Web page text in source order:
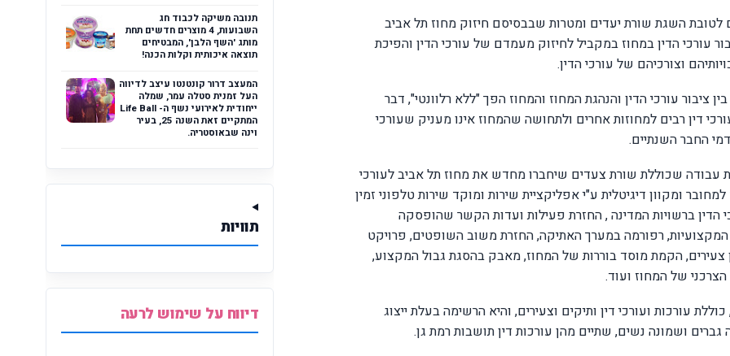
לטובת השגת שורת יעדים ומטרות שבבסיסם חיזוק מחוז תל אביב
הדין במחוז במקביל לחיזוק מעמדם של עורכי הדין והפיכת
וצורכיהם של עורכי הדין.
ציבור עורכי הדין והנהגת המחוז והמחוז הפך "ללא רלוונטי", דבר
דין רבים למחוזות אחרים ולתחושה שהמחוז אינו מעניק שעורכי
החבר השנתיים.
עבודה שכוללת שורת צעדים שיחברו מחדש את מחוז תל אביב לעורכי
ומקוון דיגיטלית ע"י אפליקציית שירות ומוקד שירות טלפוני זמין
הדין ברשויות המדינה , החזרת פעילות ועדות הקשר שהופסקה
רפורמה במערך האתיקה, החזרת משוב השופטים, פרויקט
צעירים, הקמת מוסד בוררות של המחוז, מאבק בהסגת גבול המקצוע,
של המחוז ועוד.
עורכות ועורכי דין ותיקים וצעירים, והיא הרשימה בעלת ייצוג
ושמונה נשים, שתיים מהן עורכות דין תושבות רמת גן.
תנובה משיקה לכבוד חג
השבועות, 4 מוצרים חדשים תחת
מותג 'השף הלבן', המבטיחים
תוצאה איכותית וקלות הכנה!
המעצב דרור קונטנטו עיצב לדיווה
העל זמנית סטלה עמר, שמלה
ייחודית לאירועי נשף ה- Life Ball
המתקיים זאת השנה 25, בעיר
וינה שבאוסטריה.
תוויות
דיווח על שימוש לרעה